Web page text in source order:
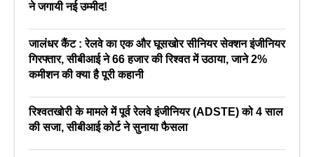
ने जगायी नई उम्मीद!
जालंधर कैंट : रेलवे का एक और घूसखोर सीनियर सेक्शन इंजीनियर
गिरफ्तार, सीबीआई ने 66 हजार की रिश्वत में उठाया, जाने 2%
कमीशन की क्या है पूरी कहानी
रिश्वतखोरी के मामले में पूर्व रेलवे इंजीनियर (ADSTE) को 4 साल
की सजा, सीबीआई कोर्ट ने सुनाया फैसला